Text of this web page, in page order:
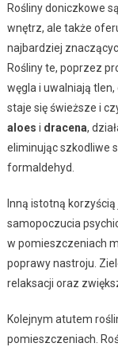
Rośliny doniczkowe
wnętrz, ale także
najbardziej
Rośliny te, poprzez
węgla i uwalniają
staje się świeższe i
aloes i dracena,
eliminując szkodliwe
formaldehyd.
Inną istotną
samopoczucia
w pomieszczeniach
poprawy nastroju.
relaksacji oraz
Kolejnym atutem
pomieszczeniach.